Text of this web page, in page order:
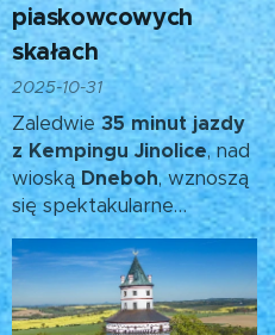
piaskowcowych
skałach
2025-10-31
Zaledwie 35 minut jazdy
z Kempingu Jinolice, nad
wioską Dneboh, wznoszą
się spektakularne
piaskowcowe klify znane
jakoDrábské světničky–
jedno z najbardziej
niezwykłych i